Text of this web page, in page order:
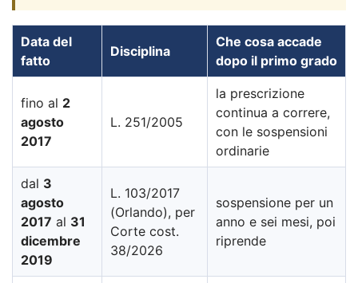
Data del
fatto
Disciplina
Che cosa accade
dopo il primo grado
fino al 2
agosto
2017
L. 251/2005
la prescrizione
continua a correre,
con le sospensioni
ordinarie
dal 3
agosto
2017 al 31
dicembre
2019
L. 103/2017
(Orlando), per
Corte cost.
38/2026
sospensione per un
anno e sei mesi, poi
riprende